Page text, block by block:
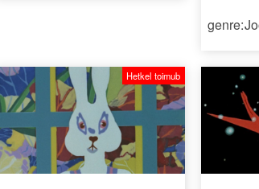
Hetkel toimub